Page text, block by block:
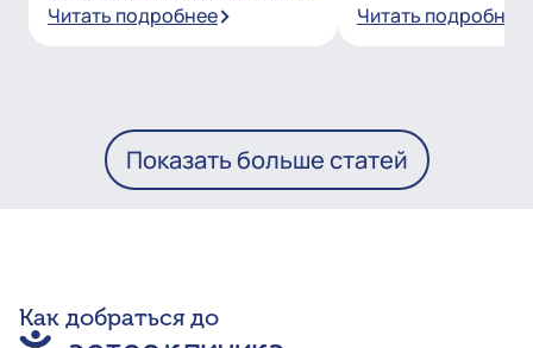
Читать подробнее Читать подробнее
Показать больше статей
Как добраться до